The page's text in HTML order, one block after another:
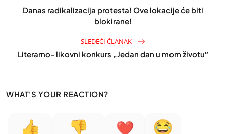
Danas radikalizacija protesta! Ove lokacije će biti
blokirane!
SLEDEĆI ČLANAK
Literarno- likovni konkurs „Jedan dan u mom životuˮ
WHAT'S YOUR REACTION?